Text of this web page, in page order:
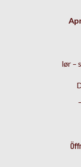
lør –